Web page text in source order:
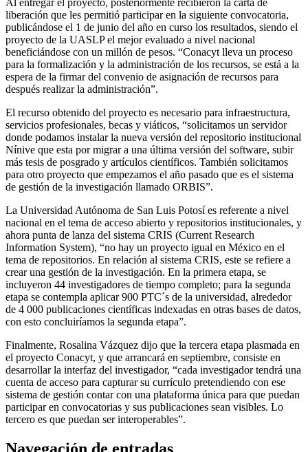
liberación que les permitió participar en la siguiente convocatoria,
publicándose el 1 de junio del año en curso los resultados, siendo el
proyecto de la UASLP el mejor evaluado a nivel nacional
beneficiándose con un millón de pesos. “Conacyt lleva un proceso
para la formalización y la administración de los recursos, se está a la
espera de la firmar del convenio de asignación de recursos para
después realizar la administración”.
El recurso obtenido del proyecto es necesario para infraestructura,
servicios profesionales, becas y viáticos, “solicitamos un servidor
donde podamos instalar la nueva versión del repositorio institucional
Nínive que esta por migrar a una última versión del software, subir
más tesis de posgrado y artículos científicos. También solicitamos
para otro proyecto que empezamos el año pasado que es el sistema
de gestión de la investigación llamado ORBIS”.
La Universidad Autónoma de San Luis Potosí es referente a nivel
nacional en el tema de acceso abierto y repositorios institucionales, y
ahora punta de lanza del sistema CRIS (Current Research
Information System), “no hay un proyecto igual en México en el
tema de repositorios. En relación al sistema CRIS, este se refiere a
crear una gestión de la investigación. En la primera etapa, se
incluyeron 44 investigadores de tiempo completo; para la segunda
etapa se contempla aplicar 900 PTC´s de la universidad, alrededor
de 4 000 publicaciones científicas indexadas en otras bases de datos,
con esto concluiríamos la segunda etapa”.
Finalmente, Rosalina Vázquez dijo que la tercera etapa plasmada en
el proyecto Conacyt, y que arrancará en septiembre, consiste en
desarrollar la interfaz del investigador, “cada investigador tendrá una
cuenta de acceso para capturar su currículo pretendiendo con ese
sistema de gestión contar con una plataforma única para que puedan
participar en convocatorias y sus publicaciones sean visibles. Lo
tercero es que puedan ser interoperables”.
Navegación de entradas